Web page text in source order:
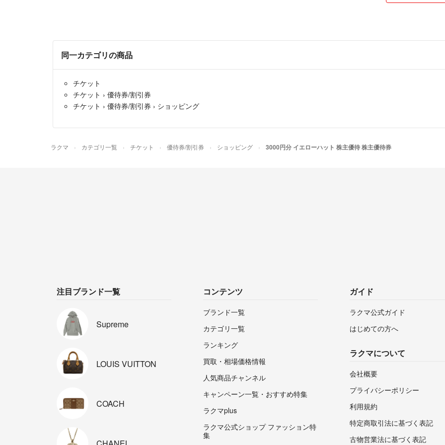
させていただく
同一カテゴリの商品
チケット
チケット › 優待券/割引券
チケット › 優待券/割引券 › ショッピング
ラクマ カテゴリ一覧 チケット 優待券/割引券 ショッピング 3000円分 イエローハット 株主優待 株主優待券
注目ブランド一覧
Supreme
LOUIS VUITTON
COACH
コンテンツ
ブランド一覧
カテゴリ一覧
ランキング
買取・相場価格情報
人気商品チャンネル
キャンペーン一覧・おすすめ特集
ラクマplus
ラクマ公式ショップ ファッション特
集
ガイド
ラクマ公式ガイド
はじめての方へ
ラクマについて
会社概要
プライバシーポリシー
利用規約
特定商取引法に基づく表記
古物営業法に基づく表記